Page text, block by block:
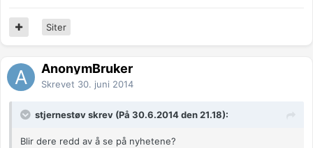
Siter
AnonymBruker
Skrevet 30. juni 2014
stjernestøv skrev (På 30.6.2014 den 21.18):
Blir dere redd av å se på nyhetene?